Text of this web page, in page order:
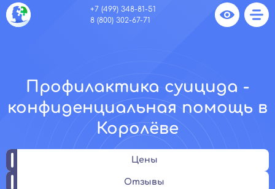
+7 (499) 348-81-51
8 (800) 302-67-71
Профилактика суицида -
конфиденциальная помощь в
Королёве
Цены
Отзывы